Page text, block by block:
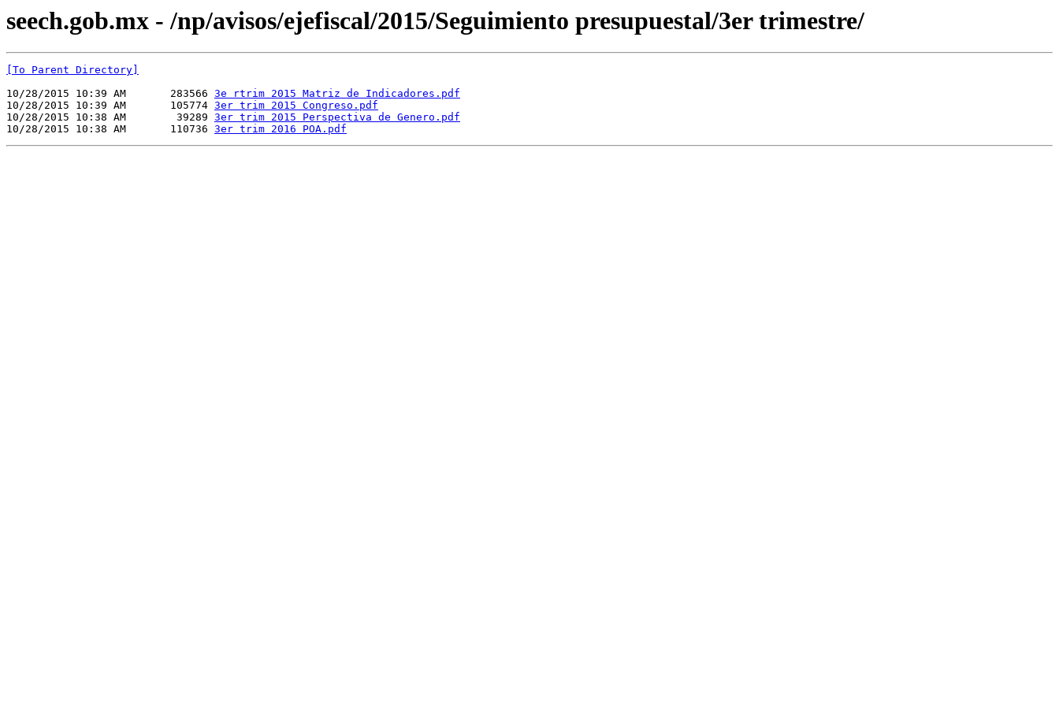
seech.gob.mx - /np/avisos/ejefiscal/2015/Seguimiento presupuestal/3er trimestre/
[To Parent Directory]
10/28/2015 10:39 AM       283566 3e rtrim 2015 Matriz de Indicadores.pdf
10/28/2015 10:39 AM       105774 3er trim 2015 Congreso.pdf
10/28/2015 10:38 AM        39289 3er trim 2015 Perspectiva de Genero.pdf
10/28/2015 10:38 AM       110736 3er trim 2016 POA.pdf